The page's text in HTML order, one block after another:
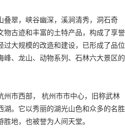
翠，峡谷幽深，溪涧清秀，洞石奇
古迹和丰富的土特产品，构成了享誉
过大规模的改造和建设，已形成了品位
、龙山、动物系列、石林六大景区的
州市西部， 杭州市市中心，旧称武林
。它以秀丽的湖光山色和众多的名胜
地，也被誉为人间天堂。